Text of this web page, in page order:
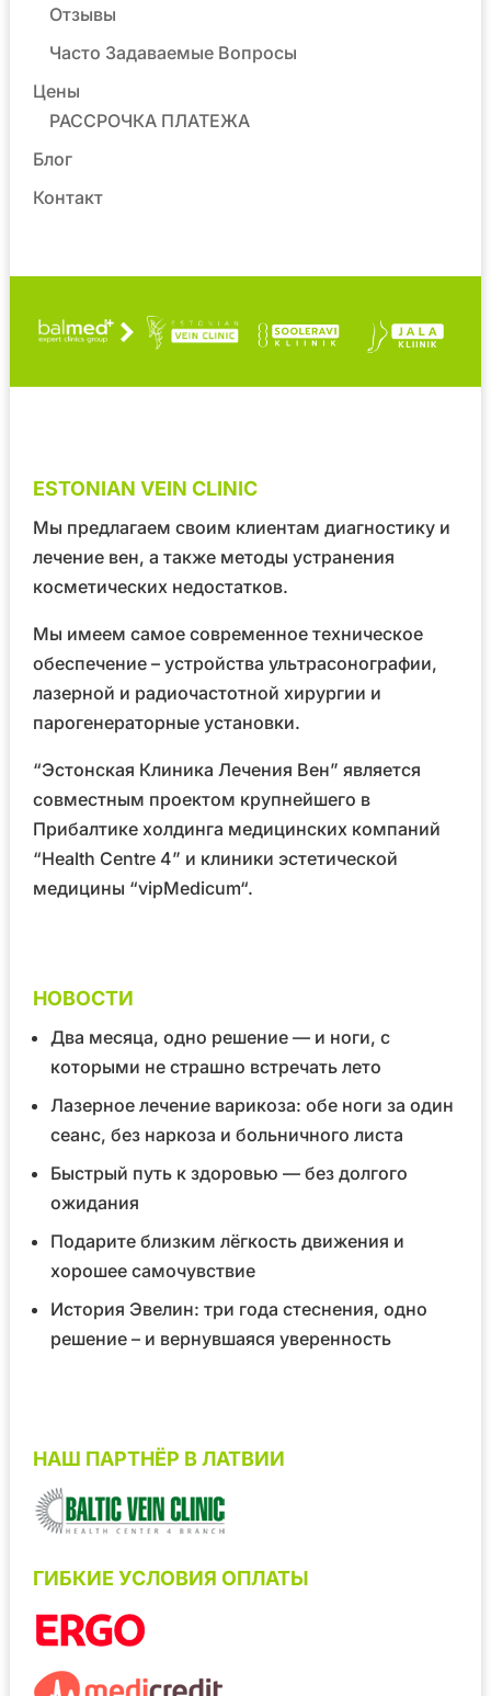
Отзывы
Часто Задаваемые Вопросы
Цены
РАССРОЧКА ПЛАТЕЖА
Блог
Контакт
ESTONIAN VEIN CLINIC
Мы предлагаем своим клиентам диагностику и
лечение вен, а также методы устранения
косметических недостатков.
Мы имеем самое современное техническое
обеспечение – устройства ультрасонографии,
лазерной и радиочастотной хирургии и
парогенераторные установки.
“Эстонская Клиника Лечения Вен” является
совместным проектом крупнейшего в
Прибалтике холдинга медицинских компаний
“Health Centre 4” и клиники эстетической
медицины “vipMedicum“.
НОВОСТИ
Два месяца, одно решение — и ноги, с
которыми не страшно встречать лето
Лазерное лечение варикоза: обе ноги за один
сеанс, без наркоза и больничного листа
Быстрый путь к здоровью — без долгого
ожидания
Подарите близким лёгкость движения и
хорошее самочувствие
История Эвелин: три года стеснения, одно
решение – и вернувшаяся уверенность
НАШ ПАРТНЁР В ЛАТВИИ
ГИБКИЕ УСЛОВИЯ ОПЛАТЫ